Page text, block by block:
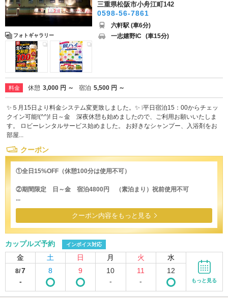
フォトギャラリー
三重県松阪市小舟江町142
0598-56-7861
六軒駅 (車6分)
一志嬉野IC (車15分)
料金 休憩 3,000 円 ～ 宿泊 5,500 円 ～
✨５月15日より料金システム変更致しました。✨ ❕平日宿泊15：00からチェッ
クイン可能!(^^)! 日～金 深夜休憩も始めましたので、ご利用お願いいたしま
す。 ロビーレンタルサービス始めました。 お好きなシャンプー、入浴剤をお
部屋...
クーポン
①全日15%OFF（休憩100分は使用不可）
②期間限定 日～金 宿泊4800円 （素泊まり）祝前使用不可
...
クーポン内容をもっと見る
カップルズ予約 インボイス対応
金 土 日 月 火 水
8/7
-
8 9
10
-
11
-
12
もっと見る